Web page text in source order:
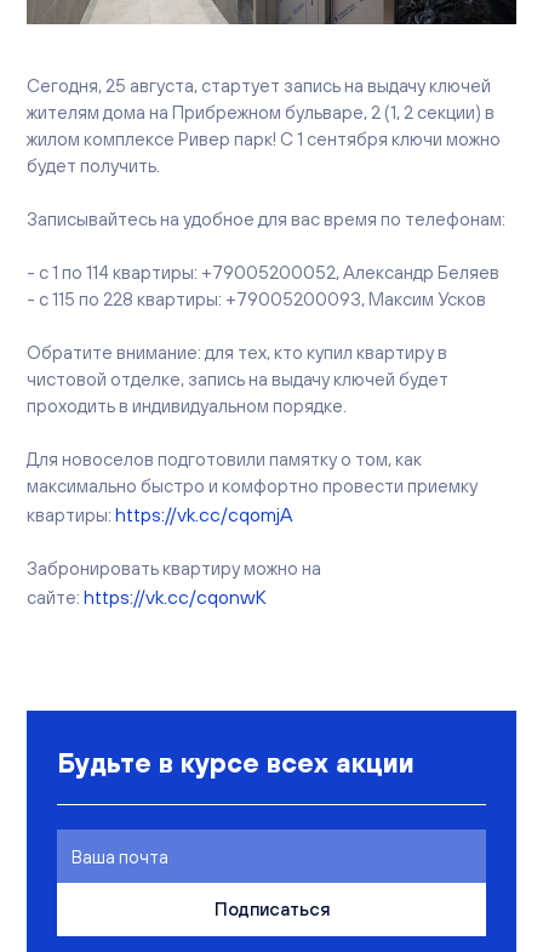
Вакансии
Офисы продаж
Сегодня, 25 августа, стартует запись на выдачу ключей
жителям дома на Прибрежном бульваре, 2 (1, 2 секции) в
жилом комплексе Ривер парк! С 1 сентября ключи можно
будет получить.
Записывайтесь на удобное для вас время по телефонам:
- с 1 по 114 квартиры: +79005200052, Александр Беляев
- с 115 по 228 квартиры: +79005200093, Максим Усков
Обратите внимание: для тех, кто купил квартиру в
чистовой отделке, запись на выдачу ключей будет
проходить в индивидуальном порядке.
Для новоселов подготовили памятку о том, как
максимально быстро и комфортно провести приемку
квартиры: https://vk.cc/cqomjA
Забронировать квартиру можно на
сайте: https://vk.cc/cqonwK
Будьте в курсе всех акции
Подписаться